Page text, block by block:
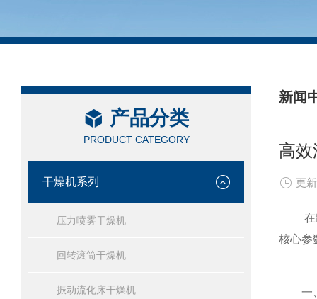
产品分类
PRODUCT CATEGORY
干燥机系列
压力喷雾干燥机
回转滚筒干燥机
振动流化床干燥机
新闻
/
高
更
在制
核心参
一、